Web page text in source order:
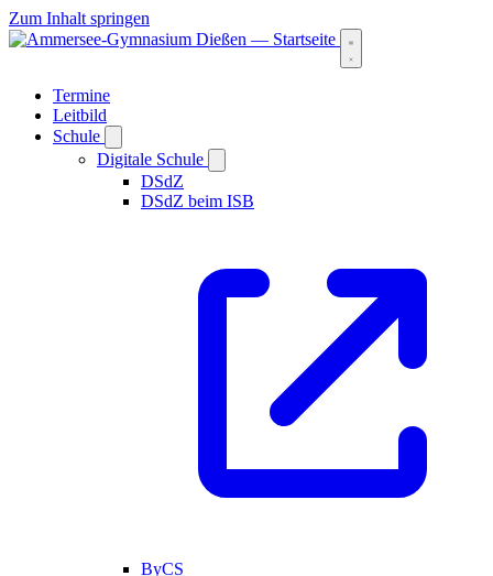
Zum Inhalt springen
Termine
Leitbild
Schule
Digitale Schule
DSdZ
DSdZ beim ISB
ByCS